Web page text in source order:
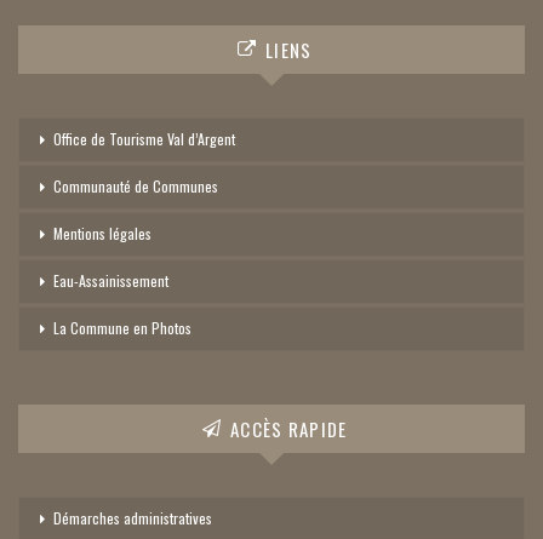
LIENS
Office de Tourisme Val d’Argent
Communauté de Communes
Mentions légales
Eau-Assainissement
La Commune en Photos
ACCÈS RAPIDE
Démarches administratives